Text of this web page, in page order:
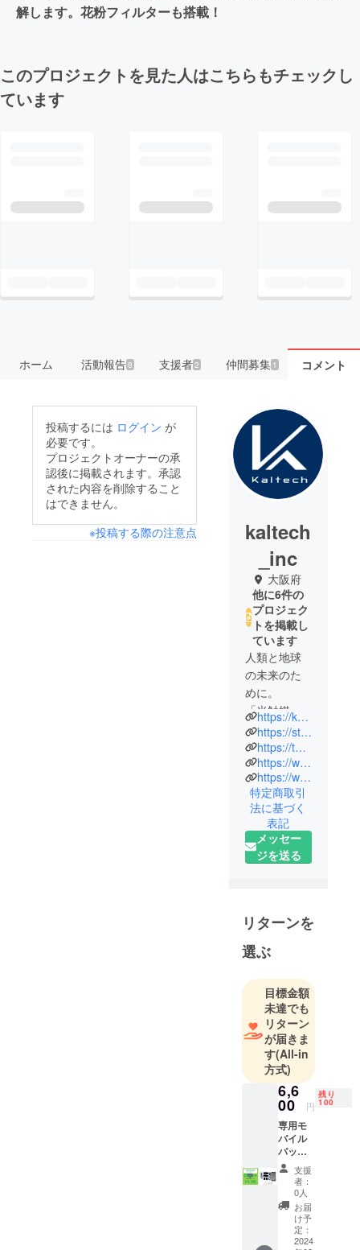
解します。花粉フィルターも搭載！
このプロジェクトを見た人はこちらもチェックし
ています
ホーム 活動報告8 支援者2 仲間募集 1 コメント
投稿するには ログイン が
必要です。
プロジェクトオーナーの承
認後に掲載されます。承認
された内容を削除すること
はできません。
※投稿する際の注意点
kaltech
_inc
大阪府
他に6件の
プロジェク
トを掲載し
ています
人類と地球
の未来のた
めに。
「光触媒」
で、水、空
気、食をデ
ザインする
会社です。
https://kaltec.co.jp/
https://store.turnedk.com/
https://twitter.com/kaltech_jp
https://www.instagram.com/kaltech_jp/
https://www.tiktok.com/@kaltechsomei
特定商取引
法に基づく
表記
メッセー
ジを送る
リターンを
選ぶ
目標金額
未達でも
リターン
が届きま
す(All-in
方式)
6,6
00 円
残り
100
専用モ
バイル
バッテ
リー
セット
・本
体：モ
バイル
バッテ
リー
支援
者：
0人
お届
け予
定：
2024